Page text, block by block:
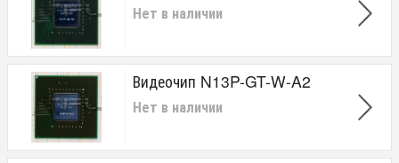
Нет в наличии
Видеочип N13P-GT-W-A2
Нет в наличии